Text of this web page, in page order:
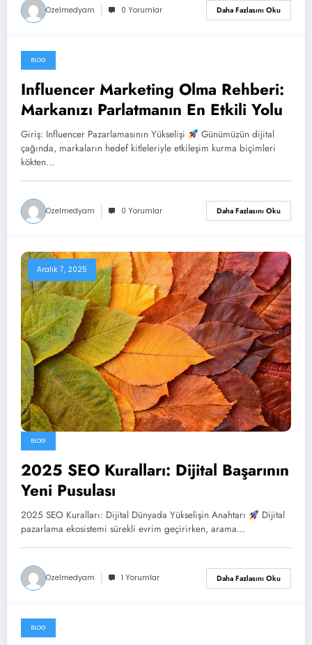
Ozelmedyam 0 Yorumlar Daha Fazlasını Oku
Aralık 7, 2025
BLOG
Influencer Marketing Olma Rehberi:
Markanızı Parlatmanın En Etkili Yolu
Giriş: Influencer Pazarlamasının Yükselişi
Günümüzün dijital
çağında, markaların hedef kitleleriyle etkileşim kurma biçimleri
kökten…
Ozelmedyam 0 Yorumlar Daha Fazlasını Oku
Aralık 7, 2025
BLOG
2025 SEO Kuralları: Dijital Başarının
Yeni Pusulası
2025 SEO Kuralları: Dijital Dünyada Yükselişin Anahtarı
Dijital
pazarlama ekosistemi sürekli evrim geçirirken, arama…
Ozelmedyam 1 Yorumlar Daha Fazlasını Oku
Aralık 7, 2025
BLOG